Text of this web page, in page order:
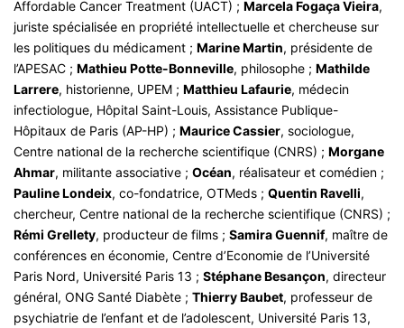
Affordable Cancer Treatment (UACT) ; Marcela Fogaça Vieira,
juriste spécialisée en propriété intellectuelle et chercheuse sur
les politiques du médicament ; Marine Martin, présidente de
l’APESAC ; Mathieu Potte-Bonneville, philosophe ; Mathilde
Larrere, historienne, UPEM ; Matthieu Lafaurie, médecin
infectiologue, Hôpital Saint-Louis, Assistance Publique-
Hôpitaux de Paris (AP-HP) ; Maurice Cassier, sociologue,
Centre national de la recherche scientifique (CNRS) ; Morgane
Ahmar, militante associative ; Océan, réalisateur et comédien ;
Pauline Londeix, co-fondatrice, OTMeds ; Quentin Ravelli,
chercheur, Centre national de la recherche scientifique (CNRS) ;
Rémi Grellety, producteur de films ; Samira Guennif, maître de
conférences en économie, Centre d’Economie de l’Université
Paris Nord, Université Paris 13 ; Stéphane Besançon, directeur
général, ONG Santé Diabète ; Thierry Baubet, professeur de
psychiatrie de l’enfant et de l’adolescent, Université Paris 13,